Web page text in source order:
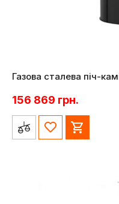
Газова сталева піч-
156 869 грн.